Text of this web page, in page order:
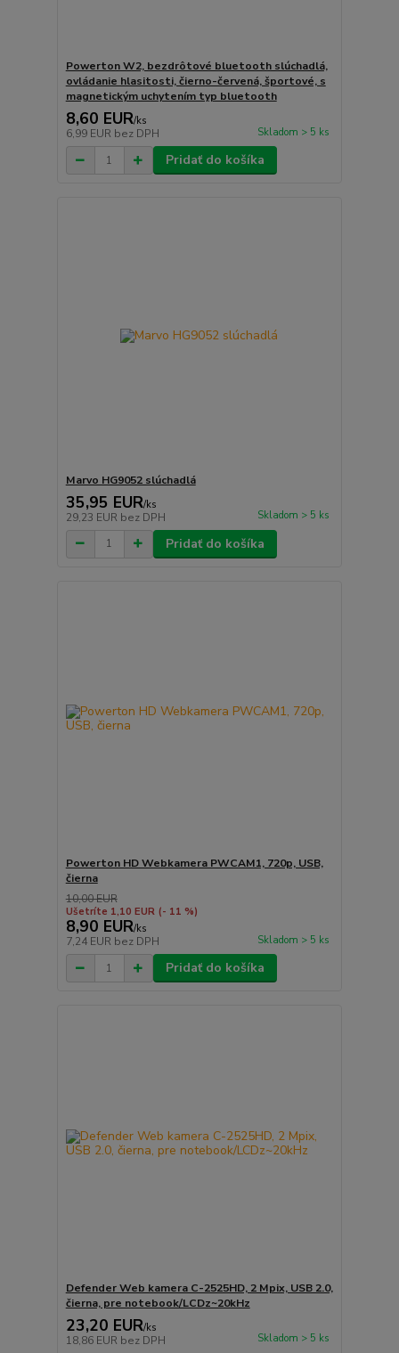
Powerton W2, bezdrôtové bluetooth slúchadlá,
ovládanie hlasitosti, čierno-červená, športové, s
magnetickým uchytením typ bluetooth
8,60 EUR/ks
6,99 EUR bez DPH Skladom > 5 ks
Pridať do košíka
Marvo HG9052 slúchadlá
35,95 EUR/ks
29,23 EUR bez DPH Skladom > 5 ks
Pridať do košíka
Powerton HD Webkamera PWCAM1, 720p, USB,
čierna
10,00 EUR
Ušetríte 1,10 EUR (- 11 %)
8,90 EUR/ks
7,24 EUR bez DPH Skladom > 5 ks
Pridať do košíka
Defender Web kamera C-2525HD, 2 Mpix, USB 2.0,
čierna, pre notebook/LCDz~20kHz
23,20 EUR/ks
18,86 EUR bez DPH Skladom > 5 ks